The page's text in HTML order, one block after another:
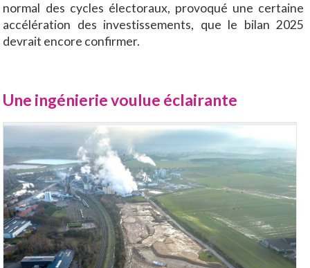
normal des cycles électoraux, provoqué une certaine
accélération des investissements, que le bilan 2025
devrait encore confirmer.
Une ingénierie voulue éclairante